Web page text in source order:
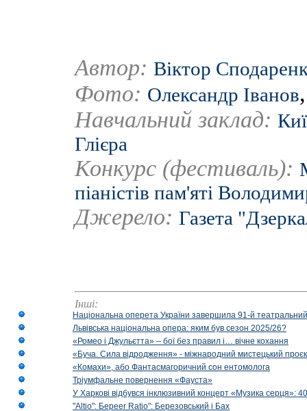
Автор: Віктор
Фото: Олександр Іванов
Навчальний заклад:
Глієра
Конкурс (фестиваль):
піаністів пам'яті
Джерело: Газета
Інші:
Національна оперета України завершила 91-й
Львівська національна опера: яким був сезон 2025/26?
«Ромео і Джульєтта» – бої без правил і… вічне кохання
«Буча. Сила відродження» - міжнародний мистецький
«Комахи», або Фантасмагоричний сон ентомолога
Тріумфальне повернення «Фауста»
У Харкові відбувся інклюзивний концерт «Музика серця»:
"Altio": Береer Ratio": Березовський і Бах